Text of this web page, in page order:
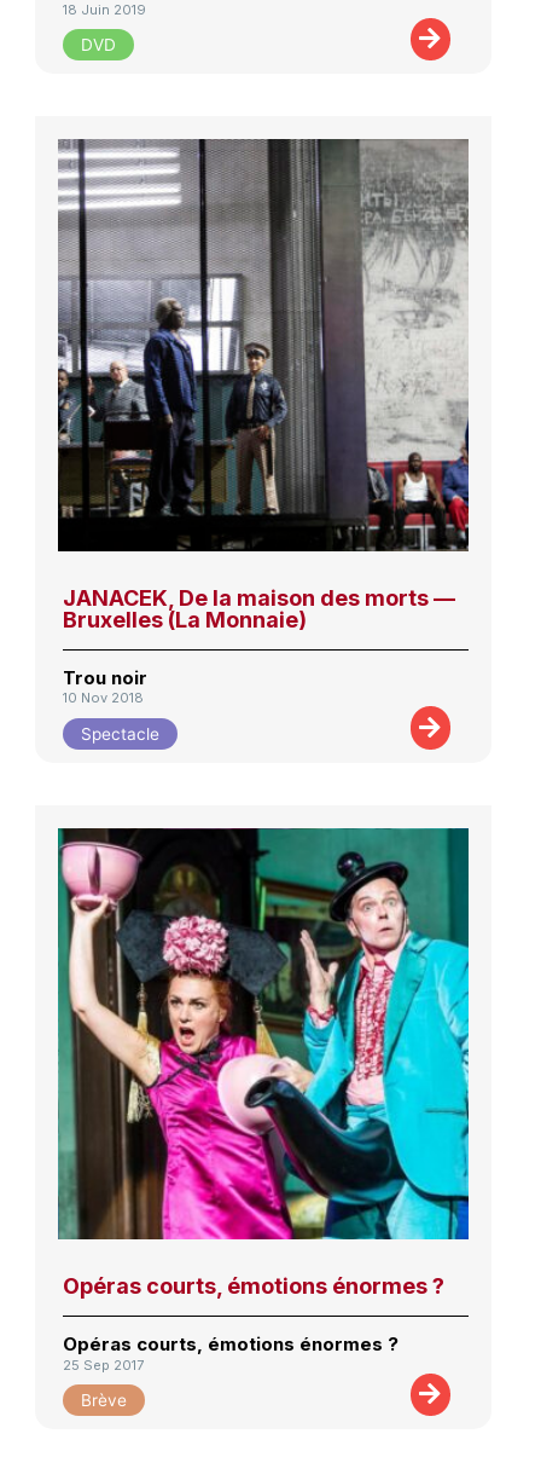
18 Juin 2019
DVD
JANACEK, De la maison des morts —
Bruxelles (La Monnaie)
Trou noir
10 Nov 2018
Spectacle
Opéras courts, émotions énormes ?
Opéras courts, émotions énormes ?
25 Sep 2017
Brève